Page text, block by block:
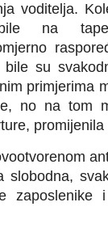
voditelja.
na
su
primjerima
no na tom
zaposlenike